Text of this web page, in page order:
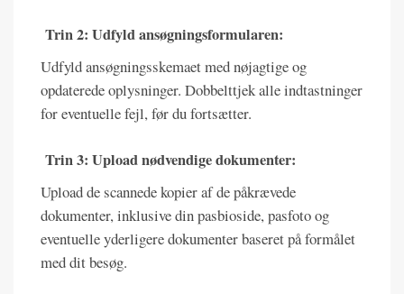
Trin 2: Udfyld ansøgningsformularen:
Udfyld ansøgningsskemaet med nøjagtige og
opdaterede oplysninger. Dobbelttjek alle indtastninger
for eventuelle fejl, før du fortsætter.
Trin 3: Upload nødvendige dokumenter:
Upload de scannede kopier af de påkrævede
dokumenter, inklusive din pasbioside, pasfoto og
eventuelle yderligere dokumenter baseret på formålet
med dit besøg.